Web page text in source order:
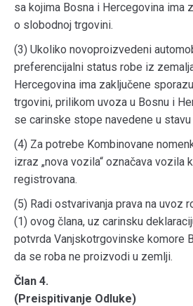
sa kojima Bosna i Hercegovina ima
o slobodnoj trgovini.
(3) Ukoliko novoproizvedeni
preferencijalni status robe iz
Hercegovina ima zaključene
trgovini, prilikom uvoza u Bosnu i
se carinske stope navedene u stavu
(4) Za potrebe Kombinovane
izraz „nova vozila“ označava vozila
registrovana.
(5) Radi ostvarivanja prava na uvoz
(1) ovog člana, uz carinsku
potvrda Vanjskotrgovinske komore
da se roba ne proizvodi u zemlji.
Član 4.
(Preispitivanje Odluke)